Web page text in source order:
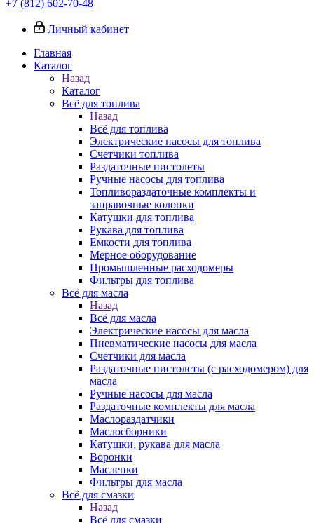
+7 (812) 602-70-48
Личный кабинет
Главная
Каталог
Назад
Каталог
Всё для топлива
Назад
Всё для топлива
Электрические насосы для топлива
Счетчики топлива
Раздаточные пистолеты
Ручные насосы для топлива
Топливораздаточные комплекты и
заправочные колонки
Катушки для топлива
Рукава для топлива
Емкости для топлива
Мерное оборудование
Промышленные расходомеры
Фильтры для топлива
Всё для масла
Назад
Всё для масла
Электрические насосы для масла
Пневматические насосы для масла
Счетчики для масла
Раздаточные пистолеты (с расходомером) для
масла
Ручные насосы для масла
Раздаточные комплекты для масла
Маслораздатчики
Маслосборники
Катушки, рукава для масла
Воронки
Масленки
Фильтры для масла
Всё для смазки
Назад
Всё для смазки